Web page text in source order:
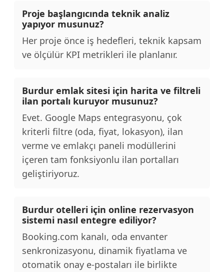
Proje başlangıcında teknik analiz
yapıyor musunuz?
Her proje önce iş hedefleri, teknik kapsam
ve ölçülür KPI metrikleri ile planlanır.
Burdur emlak sitesi için harita ve filtreli
ilan portalı kuruyor musunuz?
Evet. Google Maps entegrasyonu, çok
kriterli filtre (oda, fiyat, lokasyon), ilan
verme ve emlakçı paneli modüllerini
içeren tam fonksiyonlu ilan portalları
geliştiriyoruz.
Burdur otelleri için online rezervasyon
sistemi nasıl entegre ediliyor?
Booking.com kanalı, oda envanter
senkronizasyonu, dinamik fiyatlama ve
otomatik onay e-postaları ile birlikte